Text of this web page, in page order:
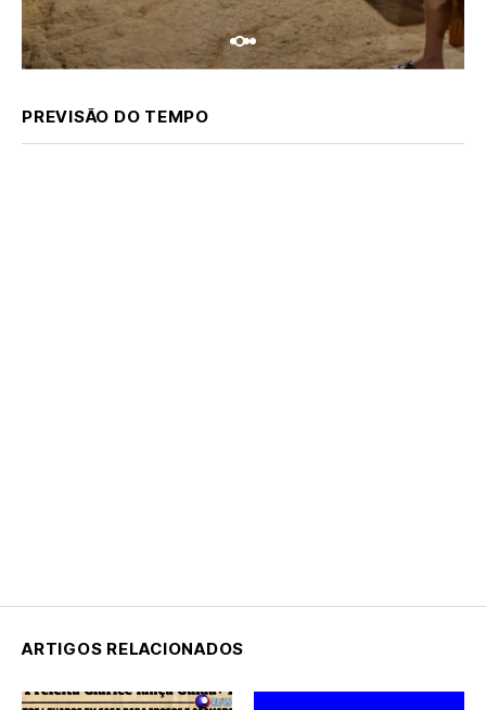
PREVISÃO DO TEMPO
ARTIGOS RELACIONADOS